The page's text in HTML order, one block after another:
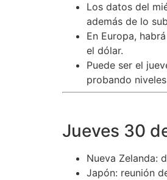
Los datos del
además de lo
En Europa,
el dólar.
Puede ser el
probando
Jueves 30
Nueva Zelanda:
Japón: reunión